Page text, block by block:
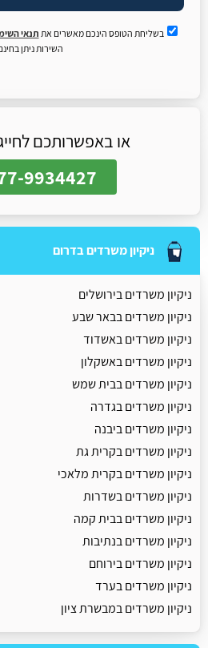
בשליחת הטופס הינכם מאשרים את תנאי
השירות ניתן
או באפשרותכם
9934427
ניקיון משרדים בדרום
ניקיון משרדים בירושלים
ניקיון משרדים בבאר שבע
ניקיון משרדים באשדוד
ניקיון משרדים באשקלון
ניקיון משרדים בבית שמש
ניקיון משרדים בגדרה
ניקיון משרדים ביבנה
ניקיון משרדים בקרית גת
ניקיון משרדים בקרית מלאכי
ניקיון משרדים בשדרות
ניקיון משרדים בבית קמה
ניקיון משרדים בנתיבות
ניקיון משרדים בירוחם
ניקיון משרדים בערד
ניקיון משרדים במבשרת ציון